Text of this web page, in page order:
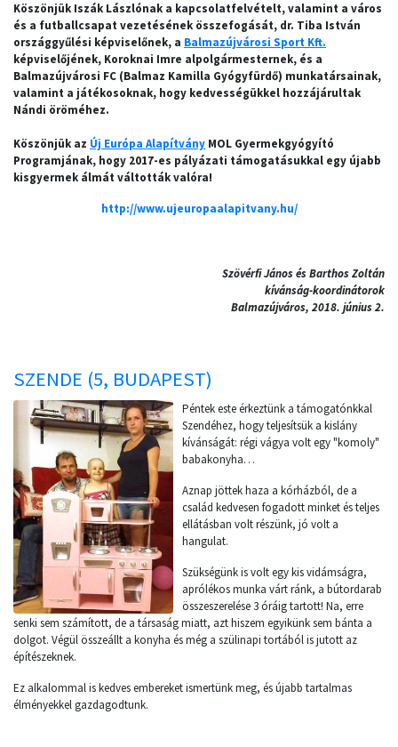
Köszönjük Iszák Lászlónak a kapcsolatfelvételt, valamint a város
és a futballcsapat vezetésének összefogását, dr. Tiba István
országgyűlési képviselőnek, a Balmazújvárosi Sport Kft.
képviselőjének, Koroknai Imre alpolgármesternek, és a
Balmazújvárosi FC (Balmaz Kamilla Gyógyfürdő) munkatársainak,
valamint a játékosoknak, hogy kedvességükkel hozzájárultak
Nándi öröméhez.
Köszönjük az Új Európa Alapítvány MOL Gyermekgyógyító
Programjának, hogy 2017-es pályázati támogatásukkal egy újabb
kisgyermek álmát váltották valóra!
http://www.ujeuropaalapitvany.hu/
Szövérfi János és Barthos Zoltán
kívánság-koordinátorok
Balmazújváros, 2018. június 2.
SZENDE (5, BUDAPEST)
Péntek este érkeztünk a támogatónkkal
Szendéhez, hogy teljesítsük a kislány
kívánságát: régi vágya volt egy "komoly"
babakonyha…
Aznap jöttek haza a kórházból, de a
család kedvesen fogadott minket és teljes
ellátásban volt részünk, jó volt a
hangulat.
Szükségünk is volt egy kis vidámságra,
aprólékos munka várt ránk, a bútordarab
összeszerelése 3 óráig tartott! Na, erre
senki sem számított, de a társaság miatt, azt hiszem egyikünk sem bánta a
dolgot. Végül összeállt a konyha és még a szülinapi tortából is jutott az
építészeknek.
Ez alkalommal is kedves embereket ismertünk meg, és újabb tartalmas
élményekkel gazdagodtunk.